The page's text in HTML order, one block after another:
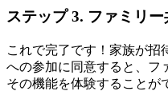
ステップ 3. ファミリ
これで完了です！家族が招
への参加に同意すると、フ
その機能を体験することが